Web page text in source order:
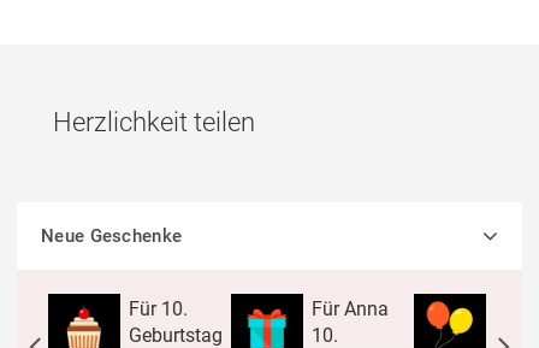
Herzlichkeit teilen
Neue Geschenke
Für 10.
Geburtstag
Für Anna
10.